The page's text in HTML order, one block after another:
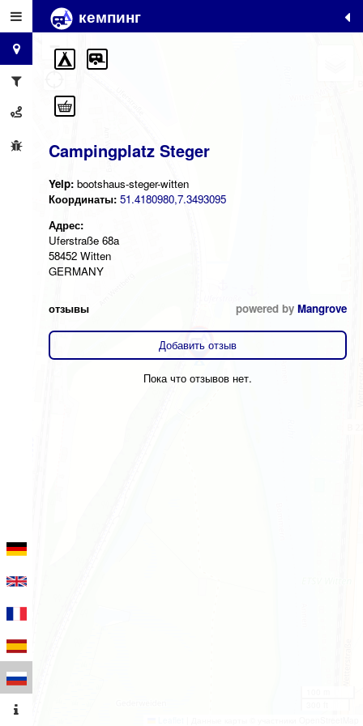
кемпинг
Campingplatz Steger
Yelp: bootshaus-steger-witten
Координаты: 51.4180980,7.3493095
Адрес:
Uferstraße 68a
58452 Witten
GERMANY
отзывы powered by Mangrove
Добавить отзыв
Пока что отзывов нет.
+
−